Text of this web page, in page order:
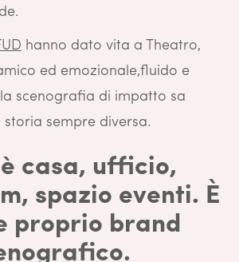
hanno dato vita a Theatro,
ed emozionale,fluido e
scenografia di impatto sa
sempre diversa.
casa, ufficio,
spazio eventi. È
proprio brand